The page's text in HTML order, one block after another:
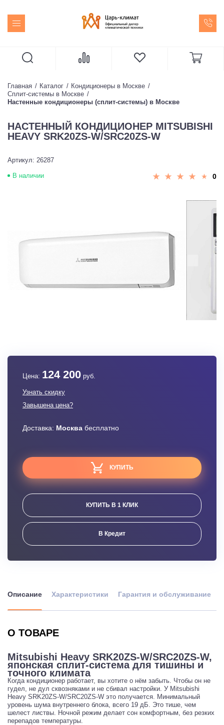
Главная Каталог
Кондиционеры в Москве
Сплит-системы в Москве
Настенные кондиционеры (сплит-системы) в Москве
НАСТЕННЫЙ КОНДИЦИОНЕР MITSUBISHI
HEAVY SRK20ZS-W/SRC20ZS-W
Артикул: 26287
В наличии 0
Цена: 124 200 руб.
Узнать скидку
Завышена цена?
Доставка: Москва бесплатно
КУПИТЬ
КУПИТЬ В 1 КЛИК
В Кредит
Описание Характеристики Гарантия и обслуживание
О ТОВАРЕ
Mitsubishi Heavy SRK20ZS-W/SRC20ZS-W,
японская сплит-система для тишины и
точного климата
Когда кондиционер работает, вы хотите о нём забыть. Чтобы он не
гудел, не дул сквозняками и не сбивал настройки. У Mitsubishi
Heavy SRK20ZS-W/SRC20ZS-W это получается. Минимальный
уровень шума внутреннего блока, всего 19 дБ. Это тише, чем
шелест листвы. Ночной режим делает сон комфортным, без резких
перепадов температуры.